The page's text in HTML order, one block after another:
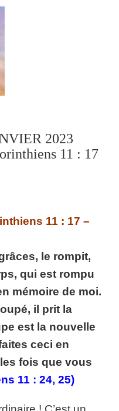
2023
11 : 17
11 : 17 –
le rompit,
qui est rompu
mémoire de moi.
il prit la
est la nouvelle
ceci en
fois que vous
11 : 24, 25)